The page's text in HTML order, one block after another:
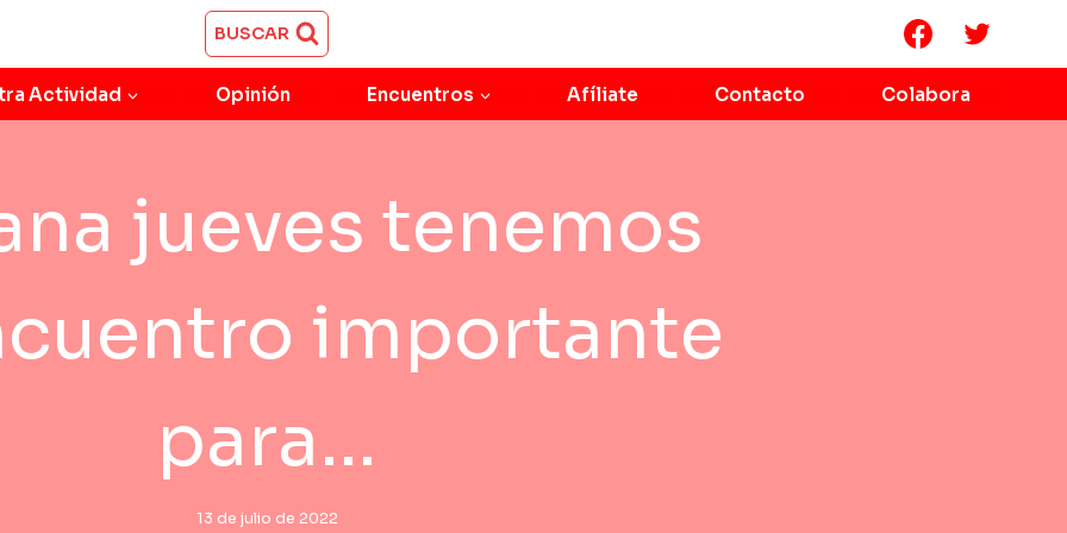
BUSCAR
Actividad Opinión Encuentros Afíliate Contacto Colabora
jueves tenemos
importante
para…
13 de julio de 2022